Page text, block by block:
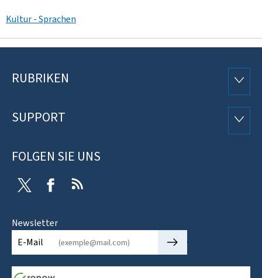
Kultur - Sprachen
Footer
RUBRIKEN
SUPPORT
FOLGEN SIE UNS
Twitter Facebook
Newsletter
E-Mail
🡒